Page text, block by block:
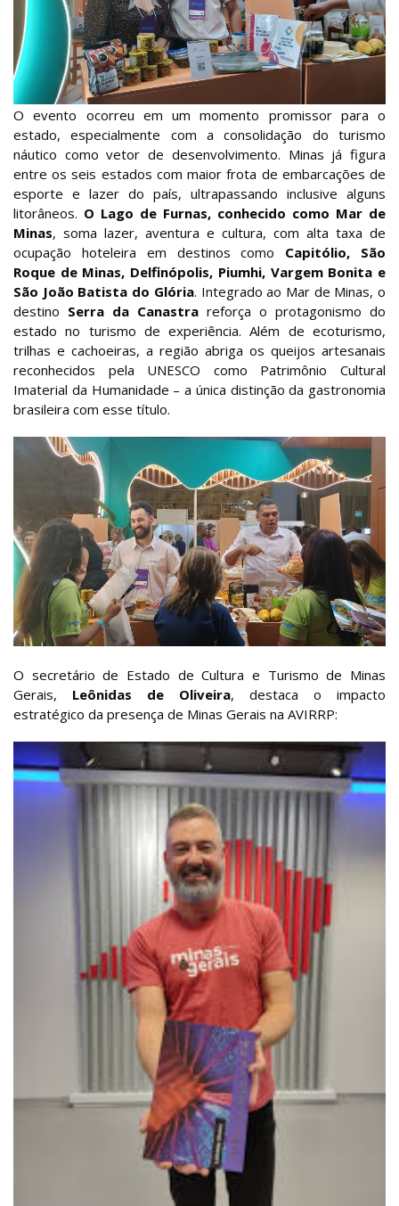
O evento ocorreu em um momento promissor para o
estado, especialmente com a consolidação do turismo
náutico como vetor de desenvolvimento. Minas já figura
entre os seis estados com maior frota de embarcações de
esporte e lazer do país, ultrapassando inclusive alguns
litorâneos. O Lago de Furnas, conhecido como Mar de
Minas, soma lazer, aventura e cultura, com alta taxa de
ocupação hoteleira em destinos como Capitólio, São
Roque de Minas, Delfinópolis, Piumhi, Vargem Bonita e
São João Batista do Glória. Integrado ao Mar de Minas, o
destino Serra da Canastra reforça o protagonismo do
estado no turismo de experiência. Além de ecoturismo,
trilhas e cachoeiras, a região abriga os queijos artesanais
reconhecidos pela UNESCO como Patrimônio Cultural
Imaterial da Humanidade – a única distinção da gastronomia
brasileira com esse título.
O secretário de Estado de Cultura e Turismo de Minas
Gerais, Leônidas de Oliveira, destaca o impacto
estratégico da presença de Minas Gerais na AVIRRP: